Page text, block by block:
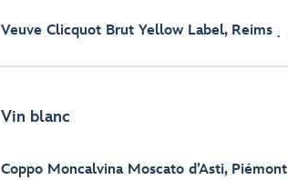
Veuve Clicquot Brut Yellow Label, Reims
Vin blanc
Coppo Moncalvina Moscato d’Asti, Piémont